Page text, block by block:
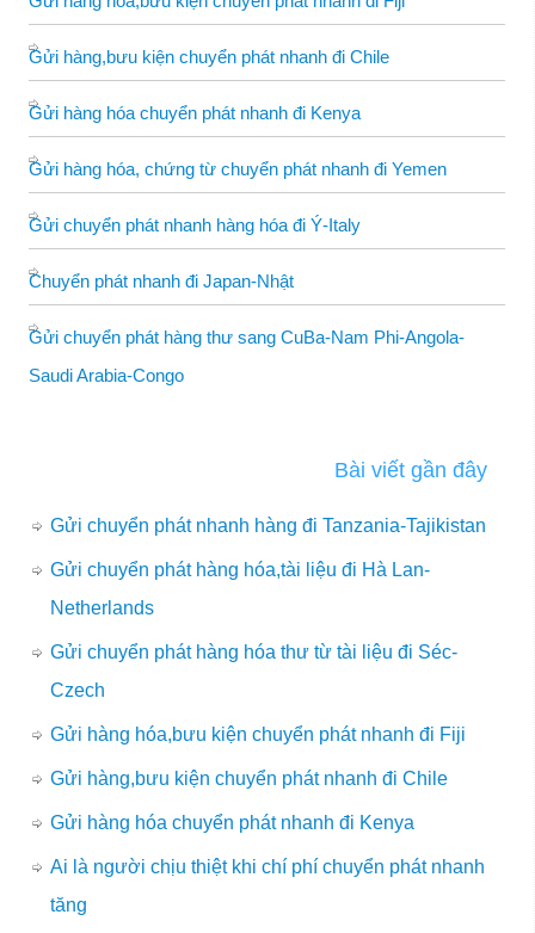
Gửi hàng,bưu kiện chuyển phát nhanh đi Chile
Gửi hàng hóa chuyển phát nhanh đi Kenya
Gửi hàng hóa, chứng từ chuyển phát nhanh đi Yemen
Gửi chuyển phát nhanh hàng hóa đi Ý-Italy
Chuyển phát nhanh đi Japan-Nhật
Gửi chuyển phát hàng thư sang CuBa-Nam Phi-Angola-
Saudi Arabia-Congo
Bài viết gần đây
Gửi chuyển phát nhanh hàng đi Tanzania-Tajikistan
Gửi chuyển phát hàng hóa,tài liệu đi Hà Lan-
Netherlands
Gửi chuyển phát hàng hóa thư từ tài liệu đi Séc-
Czech
Gửi hàng hóa,bưu kiện chuyển phát nhanh đi Fiji
Gửi hàng,bưu kiện chuyển phát nhanh đi Chile
Gửi hàng hóa chuyển phát nhanh đi Kenya
Ai là người chịu thiệt khi chí phí chuyển phát nhanh
tăng